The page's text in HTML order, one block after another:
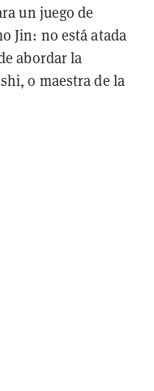
un juego de
Jin: no está atada
abordar la
o maestra de la